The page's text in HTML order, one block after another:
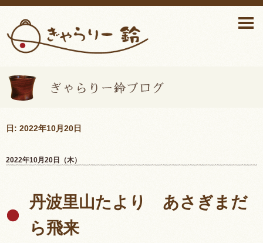
日: 2022年10月20日
2022年10月20日（木）
丹波里山たより あさぎまだ
ら飛来